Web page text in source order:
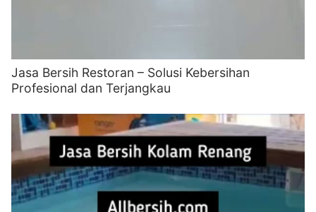
Jasa Bersih Restoran – Solusi Kebersihan
Profesional dan Terjangkau